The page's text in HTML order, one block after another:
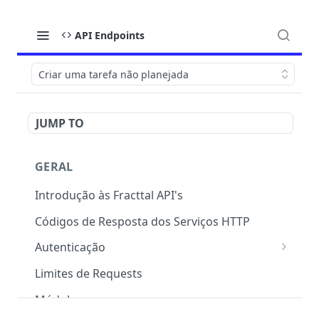
API Endpoints
Criar uma tarefa não planejada
JUMP TO
GERAL
Introdução às Fracttal API's
Códigos de Resposta dos Serviços HTTP
Autenticação
OAuth 2.0
Limites de Requests
Módulos